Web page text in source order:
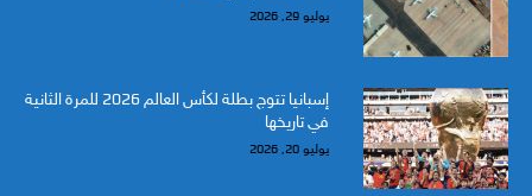
يوليو 29, 2026
إسبانيا تتوج بطلة لكأس العالم 2026 للمرة الثانية
في تاريخها
يوليو 20, 2026